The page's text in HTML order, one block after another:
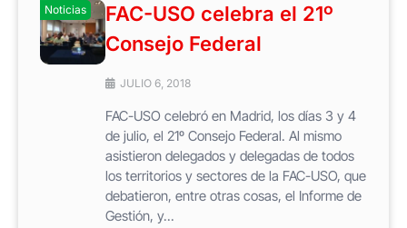
Noticias
FAC-USO celebra el 21º
Consejo Federal
JULIO 6, 2018
FAC-USO celebró en Madrid, los días 3 y 4
de julio, el 21º Consejo Federal. Al mismo
asistieron delegados y delegadas de todos
los territorios y sectores de la FAC-USO, que
debatieron, entre otras cosas, el Informe de
Gestión, y...